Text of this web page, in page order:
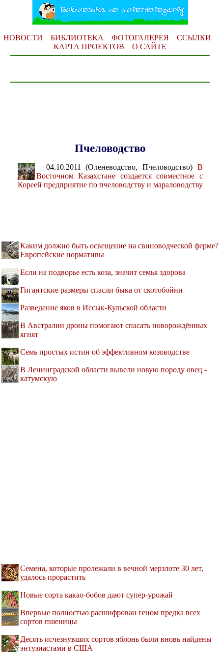
НОВОСТИ БИБЛИОТЕКА ФОТОГАЛЕРЕЯ
ССЫЛКИ
КАРТА ПРОЕКТОВ
О САЙТЕ
Пчеловодство
04.10.2011 (Оленеводство, Пчеловодство) В
Восточном Казахстане создается совместное с
Кореей предприятие по пчеловодству и мараловодству
Каким должно быть освещение на свиноводческой ферме?
Европейские нормативы
Если на подворье есть коза, значит семья здорова
Гигантские размеры спасли быка от скотобойни
Разведение яков в Иссык-Кульской области
В Австралии дроны помогают спасать новорождённых
ягнят
Семь простых истин об эффективном козоводстве
В Ленинградской области вывели новую породу овец -
катумскую
Семена, которые пролежали в вечной мерзлоте 30 лет,
удалось прорастить
Новые сорта какао-бобов дают супер-урожай
Впервые полностью расшифрован геном предка всех
сортов пшеницы
Десять исчезнувших сортов яблонь были вновь найдены
энтузиастами в США